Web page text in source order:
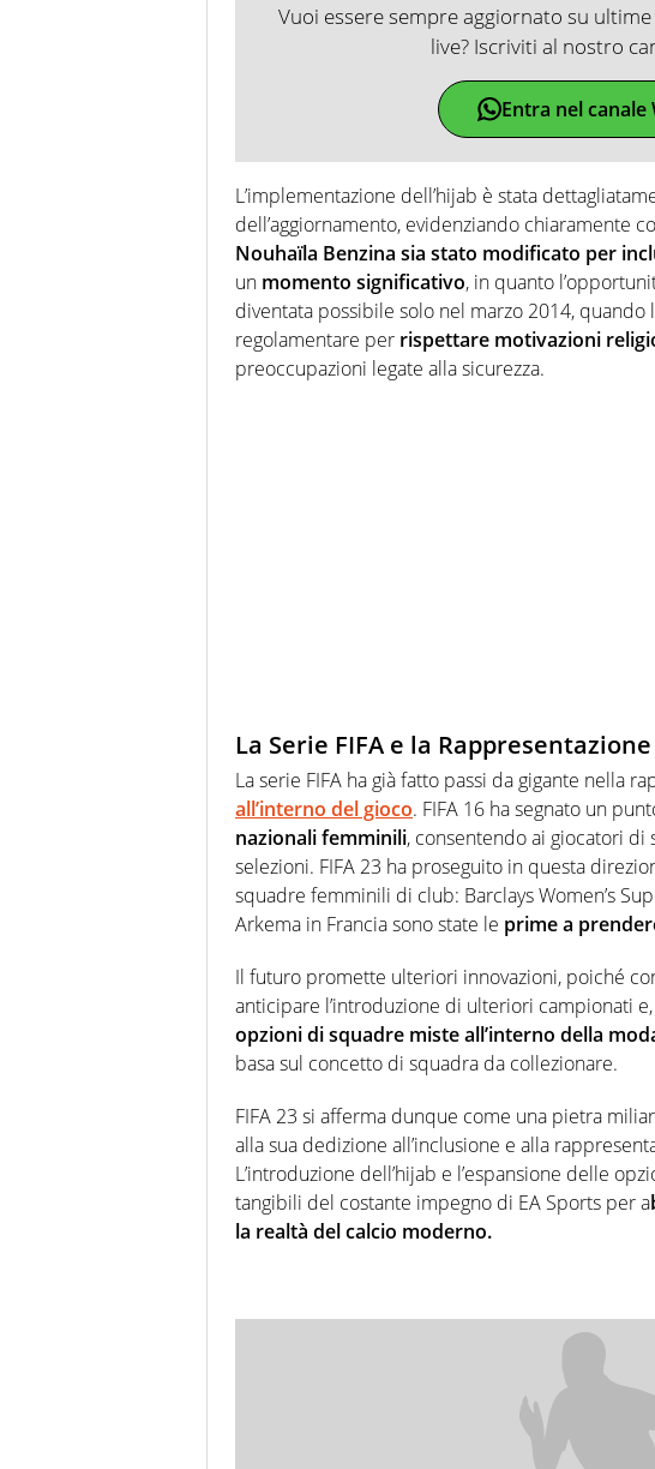
Vuoi essere sempre aggiornato su
live? Iscriviti al nostro
Entra nel canale
L’implementazione dell’hijab è stata
dell’aggiornamento, evidenziando chiaramente
Nouhaïla Benzina sia stato modificato per
un momento significativo, in quanto
diventata possibile solo nel marzo 2014, quando
regolamentare per rispettare motivazioni
preoccupazioni legate alla sicurezza.
La Serie FIFA e la
La serie FIFA ha già fatto passi da gigante nella
all’interno del gioco. FIFA 16 ha segnato un
nazionali femminili, consentendo ai giocatori
selezioni. FIFA 23 ha proseguito in questa
squadre femminili di club: Barclays Women’s
Arkema in Francia sono state le prime a
Il futuro promette ulteriori innovazioni, poiché
anticipare l’introduzione di ulteriori campionati e,
opzioni di squadre miste all’interno della
basa sul concetto di squadra da collezionare.
FIFA 23 si afferma dunque come una pietra
alla sua dedizione all’inclusione e alla
L’introduzione dell’hijab e l’espansione delle
tangibili del costante impegno di EA Sports per a
la realtà del calcio moderno.